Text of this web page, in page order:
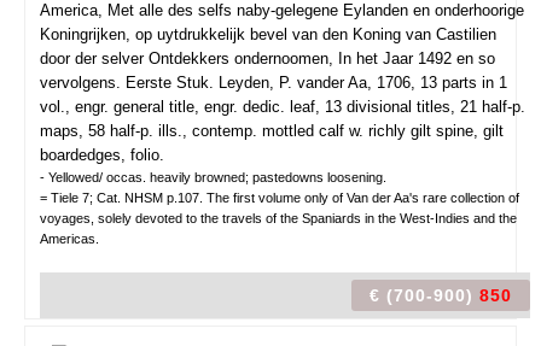
America, Met alle des selfs naby-gelegene Eylanden en onderhoorige
Koningrijken, op uytdrukkelijk bevel van den Koning van Castilien
door der selver Ontdekkers ondernoomen, In het Jaar 1492 en so
vervolgens. Eerste Stuk. Leyden, P. vander Aa, 1706, 13 parts in 1
vol., engr. general title, engr. dedic. leaf, 13 divisional titles, 21 half-p.
maps, 58 half-p. ills., contemp. mottled calf w. richly gilt spine, gilt
boardedges, folio.
- Yellowed/ occas. heavily browned; pastedowns loosening.
= Tiele 7; Cat. NHSM p.107. The first volume only of Van der Aa's rare collection of
voyages, solely devoted to the travels of the Spaniards in the West-Indies and the
Americas.
€ (700-900) 850